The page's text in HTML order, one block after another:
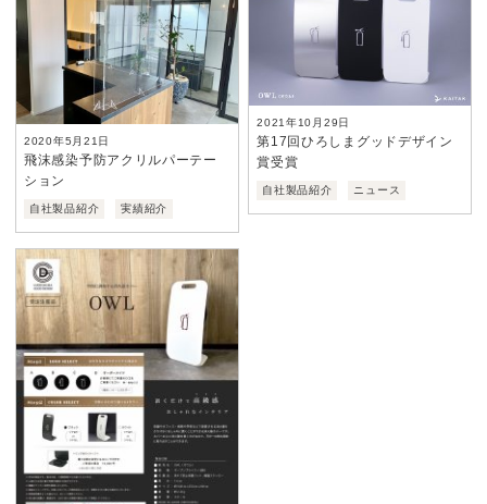
2020年5月21日
飛沫感染予防アクリルパーテー
ション
自社製品紹介 実績紹介
2021年10月29日
第17回ひろしまグッドデザイン
賞受賞
自社製品紹介 ニュース